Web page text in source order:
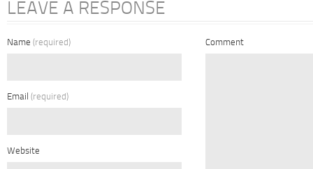
LEAVE A RESPONSE
Name (required)
Email (required)
Website
Comment